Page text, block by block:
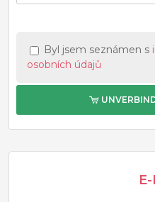
Byl jsem seznámen s
osobních údajů